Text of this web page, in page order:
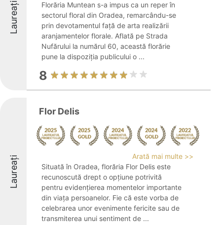
Laureați
Florăria Muntean s-a impus ca un reper în
sectorul floral din Oradea, remarcându-se
prin devotamentul față de arta realizării
aranjamentelor florale. Aflată pe Strada
Nufărului la numărul 60, această florărie
pune la dispoziția publicului o ...
8
Laureați
Flor Delis
Arată mai multe >>
Situată în Oradea, florăria Flor Delis este
recunoscută drept o opțiune potrivită
pentru evidențierea momentelor importante
din viața persoanelor. Fie că este vorba de
celebrarea unor evenimente fericite sau de
transmiterea unui sentiment de ...